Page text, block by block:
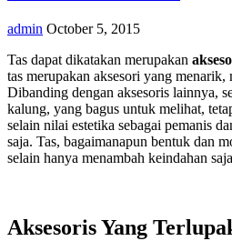
admin October 5, 2015
Tas dapat dikatakan merupakan
tas merupakan aksesori yang
Dibanding dengan aksesoris lainnya,
kalung, yang bagus untuk melihat,
selain nilai estetika sebagai pemanis
saja. Tas, bagaimanapun bentuk dan
selain hanya menambah keindahan
Aksesoris Yang